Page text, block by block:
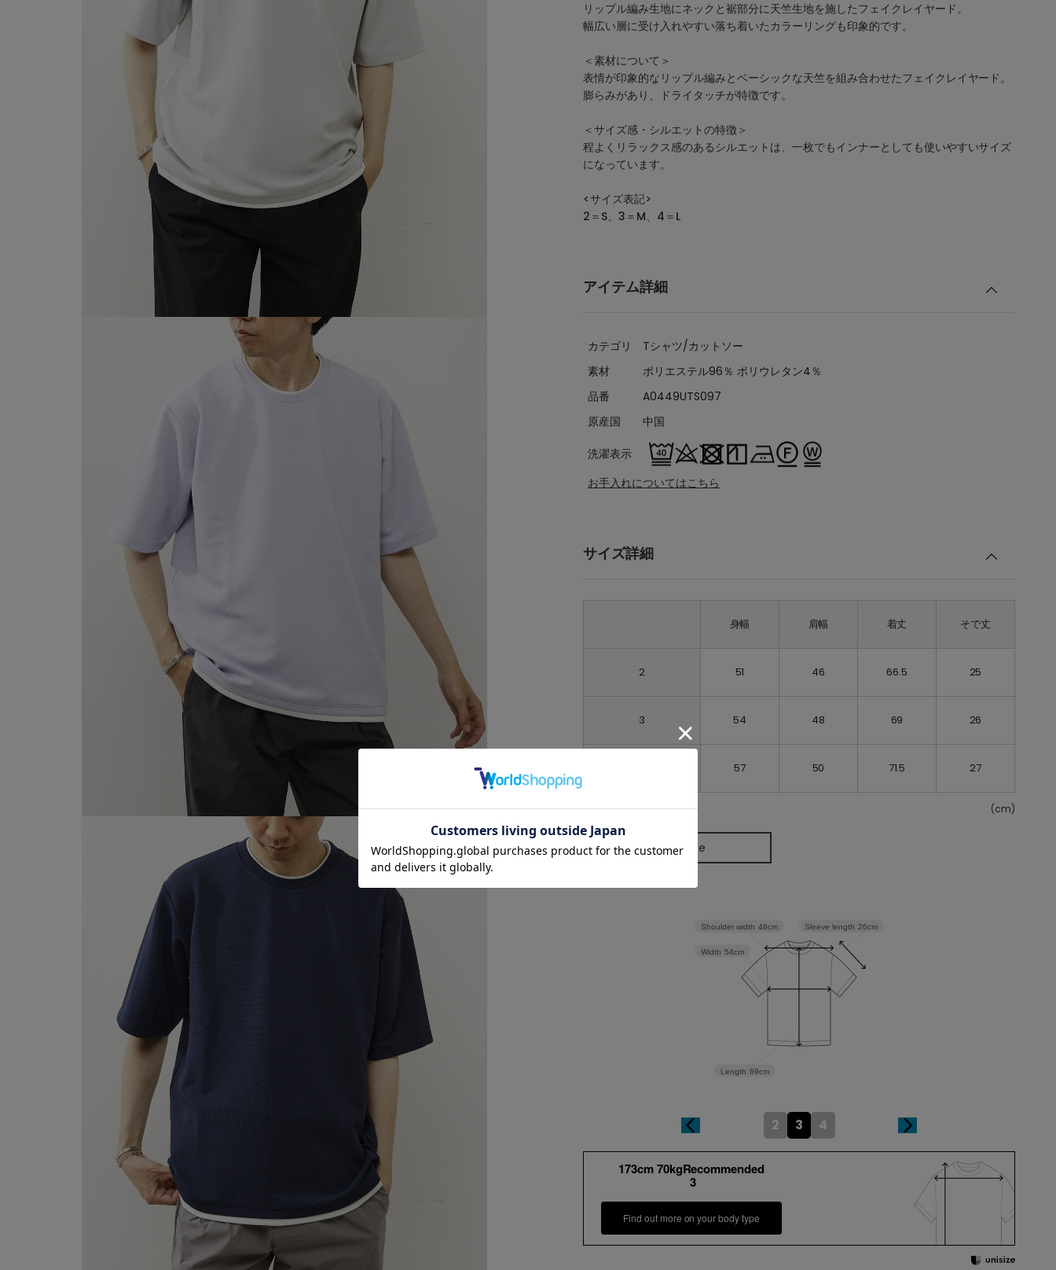
リップル編み生地にネックと裾部分に天竺生地を施したフェイクレイヤード。
幅広い層に受け入れやすい落ち着いたカラーリングも印象的です。
＜素材について＞
表情が印象的なリップル編みとベーシックな天竺を組み合わせたフェイクレイヤード。
膨らみがあり、ドライタッチが特徴です。
＜サイズ感・シルエットの特徴＞
程よくリラックス感のあるシルエットは、一枚でもインナーとしても使いやすいサイズ
になっています。
<サイズ表記>
2＝S、3＝M、4＝L
アイテム詳細
カテゴリ
Tシャツ/カットソー
素材
ポリエステル96％ ポリウレタン4％
品番
A0449UTS097
原産国
中国
洗濯表示
お手入れについてはこちら
サイズ詳細
身幅 肩幅 着丈 そで丈
2 51 46 66.5 25
3 54 48 69 26
57 50 71.5 27
(cm)
Size Guide
Sleeve length 26cm
Length 69cm
Width 54cm
Shoulder width 48cm
2 3 4
173cm 70kgRecommended
3
Find out more on your body type